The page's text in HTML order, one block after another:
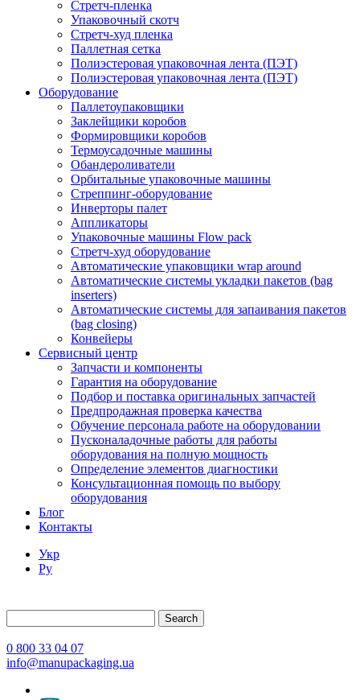
Стретч-пленка
Упаковочный скотч
Стретч-худ пленка
Паллетная сетка
Полиэстеровая упаковочная лента (ПЭТ)
Полиэстеровая упаковочная лента (ПЭТ)
Оборудование
Паллетоупаковщики
Заклейщики коробов
Формировщики коробов
Термоусадочные машины
Обандероливатели
Орбитальные упаковочные машины
Стреппинг-оборудование
Инверторы палет
Аппликаторы
Упаковочные машины Flow pack
Стретч-худ оборудование
Автоматические упаковщики wrap around
Автоматические системы укладки пакетов (bag
inserters)
Автоматические системы для запаивания пакетов
(bag closing)
Конвейеры
Сервисный центр
Запчасти и компоненты
Гарантия на оборудование
Подбор и поставка оригинальных запчастей
Предпродажная проверка качества
Обучение персонала работе на оборудовании
Пусконаладочные работы для работы
оборудования на полную мощность
Определение элементов диагностики
Консультационная помощь по выбору
оборудования
Блог
Контакты
Укр
Ру
Search
0 800 33 04 07
info@manupackaging.ua